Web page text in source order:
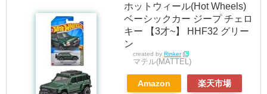
ホットウィール(Hot Wheels)
ベーシックカー ジープ チェロ
キー 【3才~】 HHF32 グリー
ン
created by Rinker
マテル(MATTEL)
Amazon 楽天市場